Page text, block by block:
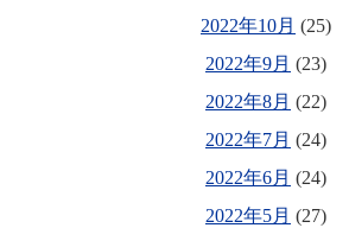
2022年10月 (25)
2022年9月 (23)
2022年8月 (22)
2022年7月 (24)
2022年6月 (24)
2022年5月 (27)